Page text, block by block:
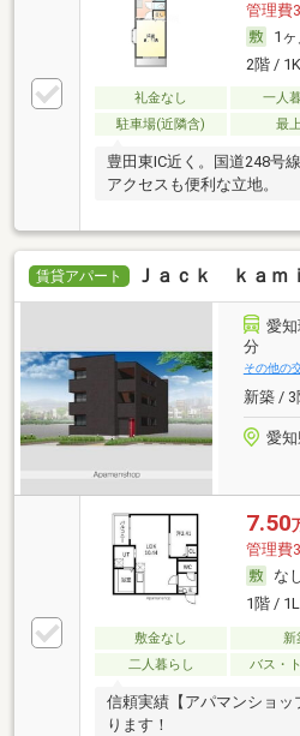
管理費
1ヶ
2階 /
礼金なし 一人
駐車場(近隣含)
最
豊田東IC近く。国道248号
アクセスも便利な立地。
賃貸アパート Ｊａｃｋ ｋａｍ
愛
分
その他の
新築 / 3
愛
7.50
管理費
な
1階 /
敷金なし 新
二人暮らし
バス・
信頼実績【アパマンショ
ります！